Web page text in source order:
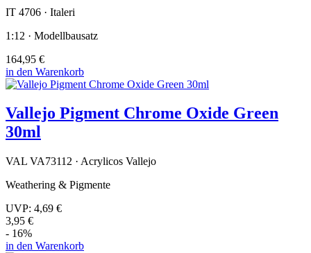
IT 4706 · Italeri
1:12 · Modellbausatz
164,95 €
in den Warenkorb
Vallejo Pigment Chrome Oxide Green
30ml
VAL VA73112 · Acrylicos Vallejo
Weathering & Pigmente
UVP: 4,69 €
3,95 €
- 16%
in den Warenkorb